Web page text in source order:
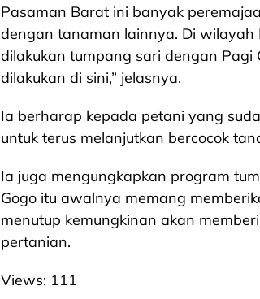
Pasaman Barat ini banyak
dengan tanaman lainnya. Di
dilakukan tumpang sari dengan Pagi
dilakukan di sini,” jelasnya.
Ia berharap kepada petani yang
untuk terus melanjutkan bercocok
Ia juga mengungkapkan program
Gogo itu awalnya memang
menutup kemungkinan akan
pertanian.
Views: 111